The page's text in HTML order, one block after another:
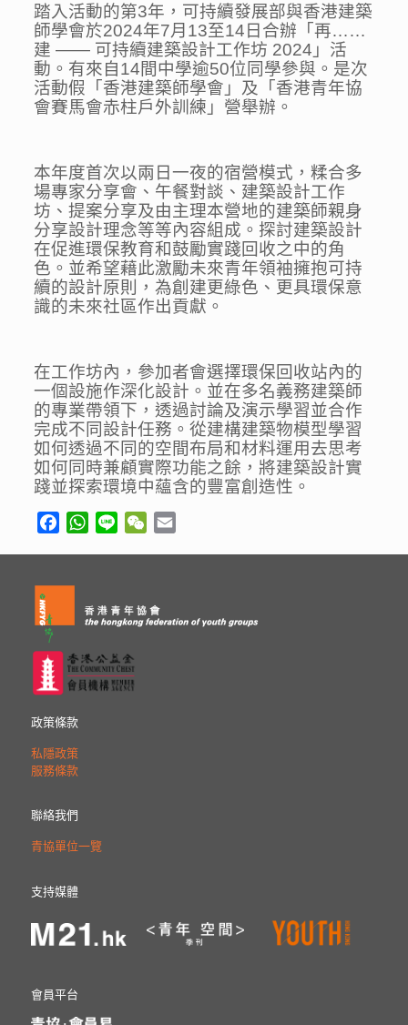
踏入活動的第3年，可持續發展部與香港建築
師學會於2024年7月 13至14 日合辦「再……
建 —— 可持續建築設計工作坊 2024 」活
動。有來自14間中學逾50位同學參與。是次
活動假「香港建築師學會」及「香港青年協
會賽馬會赤柱戶外訓練」營舉辦。
本年度首次以兩日一夜的宿營模式，糅合多
場專家分享會、午餐對談、建築設計工作
坊、提案分享及由主理本營地的建築師親身
分享設計理念等等內容組成。探討建築設計
在促進環保教育和鼓勵實踐回收之中的角
色。並希望藉此激勵未來青年領袖擁抱可持
續的設計原則，為創建更綠色、更具環保意
識的未來社區作出貢獻。
在工作坊內，參加者會選擇環保回收站內的
一個設施作深化設計。並在多名義務建築師
的專業帶領下，透過討論及演示學習並合作
完成不同設計任務。從建構建築物模型學習
如何透過不同的空間布局和材料運用去思考
如何同時兼顧實際功能之餘，將建築設計實
踐並探索環境中蘊含的豐富創造性。
FacebookWhatsApp
Line WeChat
政策條款
私隱政策
服務條款
聯絡我們
青協單位一覽
支持媒體
會員平台